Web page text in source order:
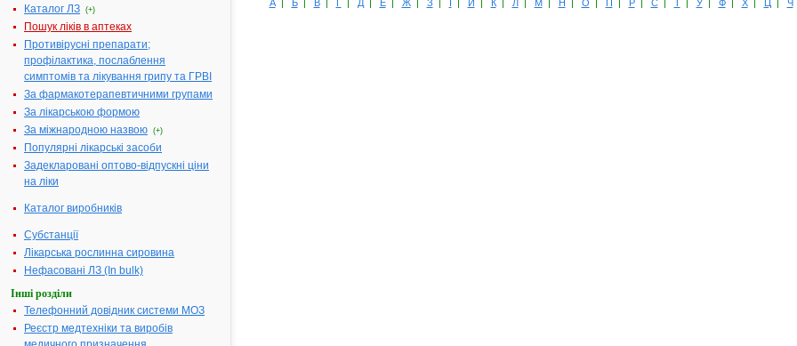
Каталог ЛЗ (+)
Пошук ліків в аптеках
Противірусні препарати;
профілактика, послаблення
симптомів та лікування грипу та ГРВІ
За фармакотерапевтичними групами
За лікарською формою
За міжнародною назвою (+)
Популярні лікарські засоби
Задекларовані оптово-відпускні ціни
на ліки
Каталог виробників
Субстанції
Лікарська рослинна сировина
Нефасовані ЛЗ (In bulk)
Інші розділи
Телефонний довідник системи МОЗ
Реєстр медтехніки та виробів
А| Б| В| Г| Д| Е| Ж| З | І | Й | К| Л| М| Н | О | П | Р| С| Т| У| Ф| Х| Ц | Ч